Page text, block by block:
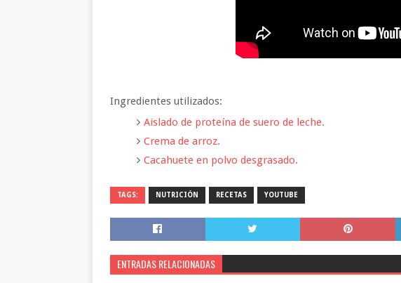
Ingredientes utilizados:
Aislado de proteína de suero de leche.
Crema de arroz.
Cacahuete en polvo desgrasado.
TAGS: NUTRICIÓN RECETAS YOUTUBE
ENTRADAS RELACIONADAS